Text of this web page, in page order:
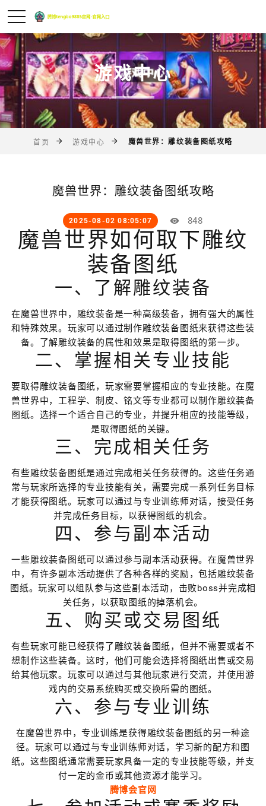
游戏中心
首页 游戏中心 魔兽世界：雕纹装备图纸攻略
魔兽世界：雕纹装备图纸攻略
2025-08-02 08:05:07 848
魔兽世界如何取下雕纹
装备图纸
一、了解雕纹装备
在魔兽世界中，雕纹装备是一种高级装备，拥有强大的属性
和特殊效果。玩家可以通过制作雕纹装备图纸来获得这些装
备。了解雕纹装备的属性和效果是取得图纸的第一步。
二、掌握相关专业技能
要取得雕纹装备图纸，玩家需要掌握相应的专业技能。在魔
兽世界中，工程学、制皮、铭文等专业都可以制作雕纹装备
图纸。选择一个适合自己的专业，并提升相应的技能等级，
是取得图纸的关键。
三、完成相关任务
有些雕纹装备图纸是通过完成相关任务获得的。这些任务通
常与玩家所选择的专业技能有关，需要完成一系列任务目标
才能获得图纸。玩家可以通过与专业训练师对话，接受任务
并完成任务目标，以获得图纸的机会。
四、参与副本活动
一些雕纹装备图纸可以通过参与副本活动获得。在魔兽世界
中，有许多副本活动提供了各种各样的奖励，包括雕纹装备
图纸。玩家可以组队参与这些副本活动，击败boss并完成相
关任务，以获取图纸的掉落机会。
五、购买或交易图纸
有些玩家可能已经获得了雕纹装备图纸，但并不需要或者不
想制作这些装备。这时，他们可能会选择将图纸出售或交易
给其他玩家。玩家可以通过与其他玩家进行交流，并使用游
戏内的交易系统购买或交换所需的图纸。
六、参与专业训练
在魔兽世界中，专业训练是获得雕纹装备图纸的另一种途
径。玩家可以通过与专业训练师对话，学习新的配方和图
纸。这些图纸通常需要玩家具备一定的专业技能等级，并支
付一定的金币或其他资源才能学习。
腾博会官网